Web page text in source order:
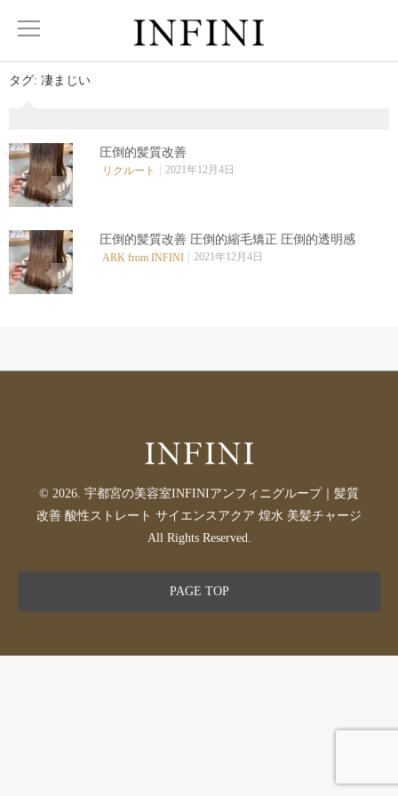
タグ: 凄まじい
0
圧倒的髪質改善
リクルート 2021年12月4日
0
圧倒的髪質改善 圧倒的縮毛矯正 圧倒的透明感
ARK from INFINI 2021年12月4日
© 2026. 宇都宮の美容室INFINIアンフィニグループ｜髪質
改善 酸性ストレート サイエンスアクア 煌水 美髪チャージ
All Rights Reserved.
PAGE TOP